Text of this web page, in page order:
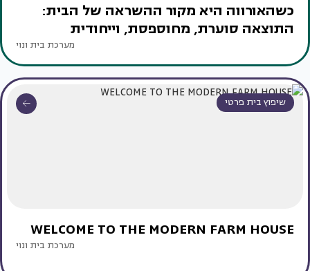
כשהאורווה היא מקור ההשראה של הבית:
התוצאה סוערת, מחוספסת, וייחודית
מערכת בית ונוי
שיפוץ בית פרטי
WELCOME TO THE MODERN FARM HOUSE
מערכת בית ונוי